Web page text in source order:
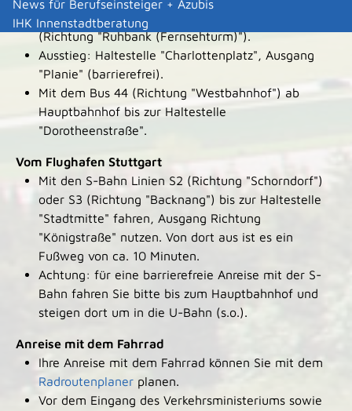
News für Berufseinsteiger + Azubis
IHK Innenstadtberatung
"Ostfildern"), U12 (Richtung Dürrlewang") oder U15
(Richtung "Ruhbank (Fernsehturm)").
Ausstieg: Haltestelle "Charlottenplatz", Ausgang
"Planie" (barrierefrei).
Mit dem Bus 44 (Richtung "Westbahnhof") ab
Hauptbahnhof bis zur Haltestelle
"Dorotheenstraße".
Vom Flughafen Stuttgart
Mit den S-Bahn Linien S2 (Richtung "Schorndorf")
oder S3 (Richtung "Backnang") bis zur Haltestelle
"Stadtmitte" fahren, Ausgang Richtung
"Königstraße" nutzen. Von dort aus ist es ein
Fußweg von ca. 10 Minuten.
Achtung: für eine barrierefreie Anreise mit der S-
Bahn fahren Sie bitte bis zum Hauptbahnhof und
steigen dort um in die U-Bahn (s.o.).
Anreise mit dem Fahrrad
Ihre Anreise mit dem Fahrrad können Sie mit dem
Radroutenplanerplanen.
Vor dem Eingang des Verkehrsministeriums sowie